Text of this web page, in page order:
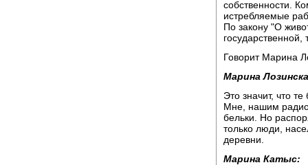
собственности.
истребляемые
По закону "О
Говорит Марина
Марина
Это значит, что
Мне, нашим
бельки. Но
только люди,
деревни.
Марина Катыс: